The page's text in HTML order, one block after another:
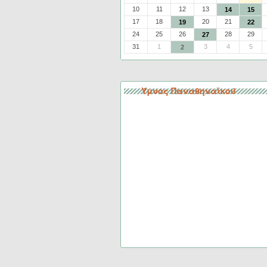
10
11 12 13 14 15
17
18 19 20 21 22
24
25 26 27 28 29
31
1 2 3 4 5
Ύμνος Παναθηναϊκού